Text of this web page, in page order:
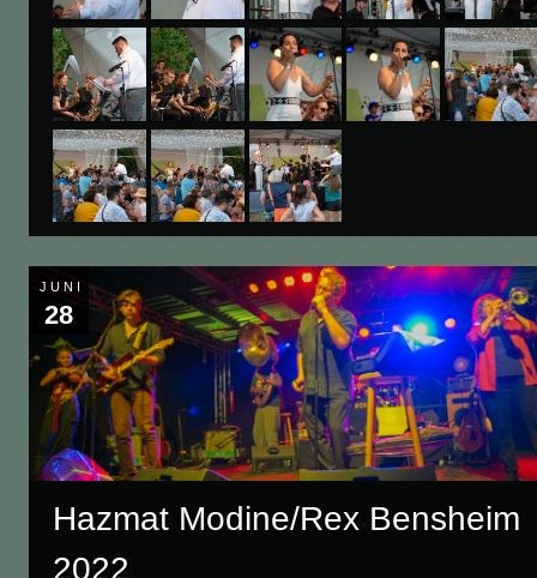
JUNI
28
Hazmat Modine/Rex Bensheim
2022